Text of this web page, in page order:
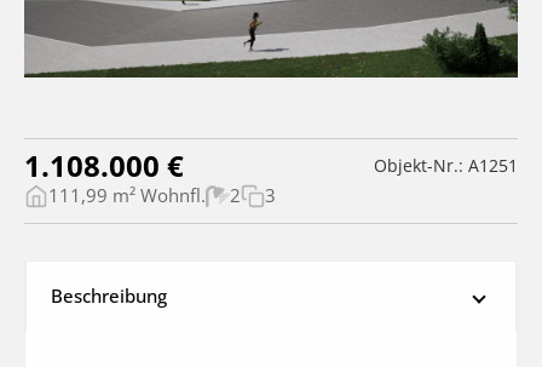
1.108.000 € Objekt-Nr.: A1251
111,99 m² Wohnfl. 2 3
Beschreibung